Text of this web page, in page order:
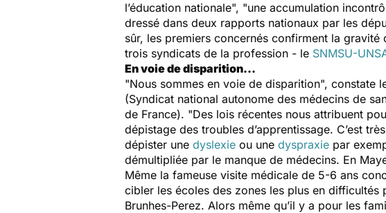
l’éducation nationale", "une accumulation
dressé dans deux rapports nationaux par les
sûr, les premiers concernés confirment la
trois syndicats de la profession - le SNMSU-
En voie de disparition...
"Nous sommes en voie de disparition", constate
(Syndicat national autonome des médecins de
de France). "Des lois récentes nous attribuent
dépistage des troubles d’apprentissage. C’est
dépister une dyslexie ou une dyspraxie par
démultipliée par le manque de médecins. En
Même la fameuse visite médicale de 5-6 ans
cibler les écoles des zones les plus en
Brunhes-Perez. Alors même qu’il y a pour les